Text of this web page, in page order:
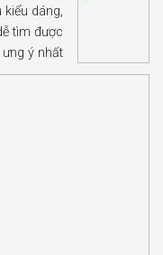
dáng,
tìm được
ý nhất